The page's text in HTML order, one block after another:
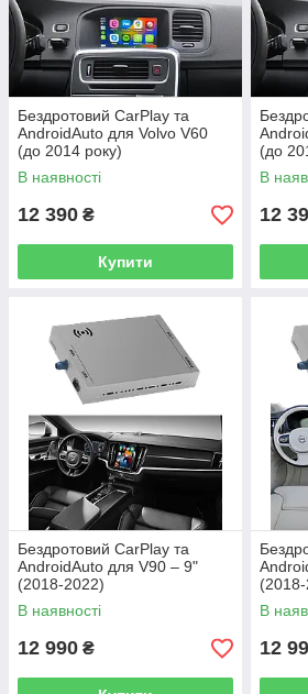
Бездротовий CarPlay та
AndroidAuto для Volvo V60
(до 2014 року)
В наявності
12 390 ₴
Купити
(до
В
12
Бездротовий CarPlay та
AndroidAuto для V90 – 9"
(2018-2022)
В наявності
12 990 ₴
В
12